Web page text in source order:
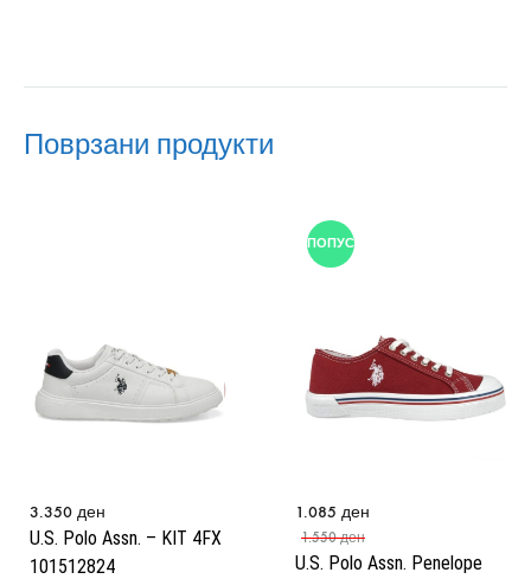
Поврзани продукти
U.S. Polo Assn. – KIT 4FX
101512824
3.350 ден
ПОПУСТ
U.S. Polo Assn. Penelope
1.085 ден
1.550ден